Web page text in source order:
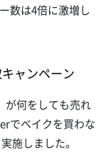
数は4倍に激増し
ャンペーン
が何をしても売れ
でベイクを買わな
施しました。